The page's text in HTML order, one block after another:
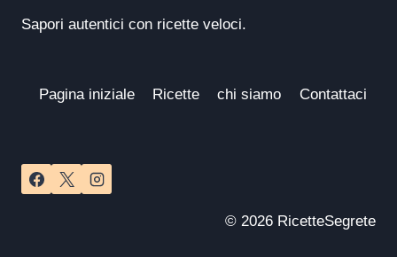
Sapori autentici con ricette veloci.
Pagina iniziale Ricette chi siamo Contattaci
© 2026 RicetteSegrete